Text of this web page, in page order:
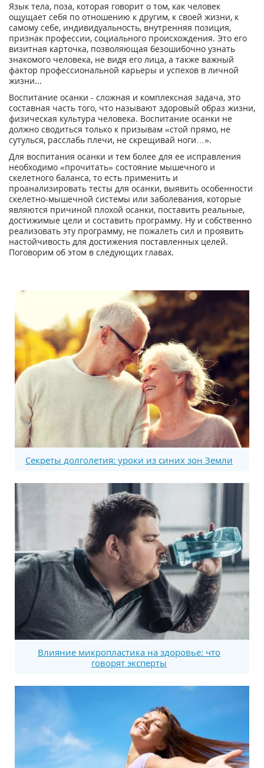
Язык тела, поза, которая говорит о том, как человек
ощущает себя по отношению к другим, к своей жизни, к
самому себе, индивидуальность, внутренняя позиция,
признак профессии, социального происхождения. Это его
визитная карточка, позволяющая безошибочно узнать
знакомого человека, не видя его лица, а также важный
фактор профессиональной карьеры и успехов в личной
жизни...
Воспитание осанки - сложная и комплексная задача, это
составная часть того, что называют здоровый образ жизни,
физическая культура человека. Воспитание осанки не
должно сводиться только к призывам «стой прямо, не
сутулься, расслабь плечи, не скрещивай ноги…».
Для воспитания осанки и тем более для ее исправления
необходимо «прочитать» состояние мышечного и
скелетного баланса, то есть применить и
проанализировать тесты для осанки, выявить особенности
скелетно-мышечной системы или заболевания, которые
являются причиной плохой осанки, поставить реальные,
достижимые цели и составить программу. Ну и собственно
реализовать эту программу, не пожалеть сил и проявить
настойчивость для достижения поставленных целей.
Поговорим об этом в следующих главах.
Секреты долголетия: уроки из синих зон Земли
Влияние микропластика на здоровье: что
говорят эксперты